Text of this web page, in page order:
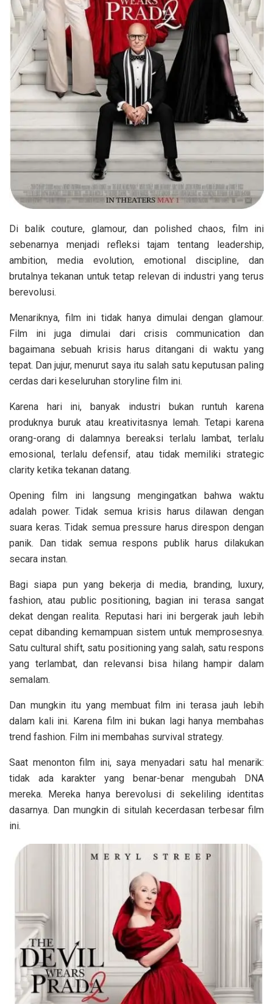
Di balik couture, glamour, dan polished chaos, film ini
sebenarnya menjadi refleksi tajam tentang leadership,
ambition, media evolution, emotional discipline, dan
brutalnya tekanan untuk tetap relevan di industri yang terus
berevolusi.
Menariknya, film ini tidak hanya dimulai dengan glamour.
Film ini juga dimulai dari crisis communication dan
bagaimana sebuah krisis harus ditangani di waktu yang
tepat. Dan jujur, menurut saya itu salah satu keputusan paling
cerdas dari keseluruhan storyline film ini.
Karena hari ini, banyak industri bukan runtuh karena
produknya buruk atau kreativitasnya lemah. Tetapi karena
orang-orang di dalamnya bereaksi terlalu lambat, terlalu
emosional, terlalu defensif, atau tidak memiliki strategic
clarity ketika tekanan datang.
Opening film ini langsung mengingatkan bahwa waktu
adalah power. Tidak semua krisis harus dilawan dengan
suara keras. Tidak semua pressure harus direspon dengan
panik. Dan tidak semua respons publik harus dilakukan
secara instan.
Bagi siapa pun yang bekerja di media, branding, luxury,
fashion, atau public positioning, bagian ini terasa sangat
dekat dengan realita. Reputasi hari ini bergerak jauh lebih
cepat dibanding kemampuan sistem untuk memprosesnya.
Satu cultural shift, satu positioning yang salah, satu respons
yang terlambat, dan relevansi bisa hilang hampir dalam
semalam.
Dan mungkin itu yang membuat film ini terasa jauh lebih
dalam kali ini. Karena film ini bukan lagi hanya membahas
trend fashion. Film ini membahas survival strategy.
Saat menonton film ini, saya menyadari satu hal menarik:
tidak ada karakter yang benar-benar mengubah DNA
mereka. Mereka hanya berevolusi di sekeliling identitas
dasarnya. Dan mungkin di situlah kecerdasan terbesar film
ini.